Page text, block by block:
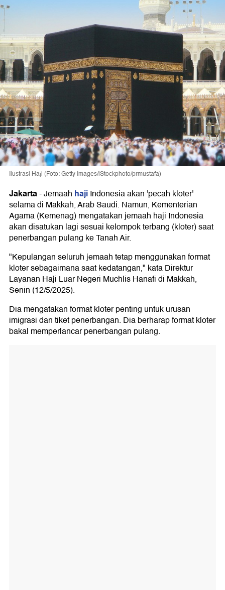
Ilustrasi Haji (Foto: Getty Images/iStockphoto/prmustafa)
Jakarta-Jemaah hajiIndonesia akan 'pecah kloter'
selama di Makkah, Arab Saudi. Namun, Kementerian
Agama (Kemenag) mengatakan jemaah haji Indonesia
akan disatukan lagi sesuai kelompok terbang (kloter) saat
penerbangan pulang ke Tanah Air.
"Kepulangan seluruh jemaah tetap menggunakan format
kloter sebagaimana saat kedatangan," kata Direktur
Layanan Haji Luar Negeri Muchlis Hanafi di Makkah,
Senin (12/5/2025).
Dia mengatakan format kloter penting untuk urusan
imigrasi dan tiket penerbangan. Dia berharap format kloter
bakal memperlancar penerbangan pulang.